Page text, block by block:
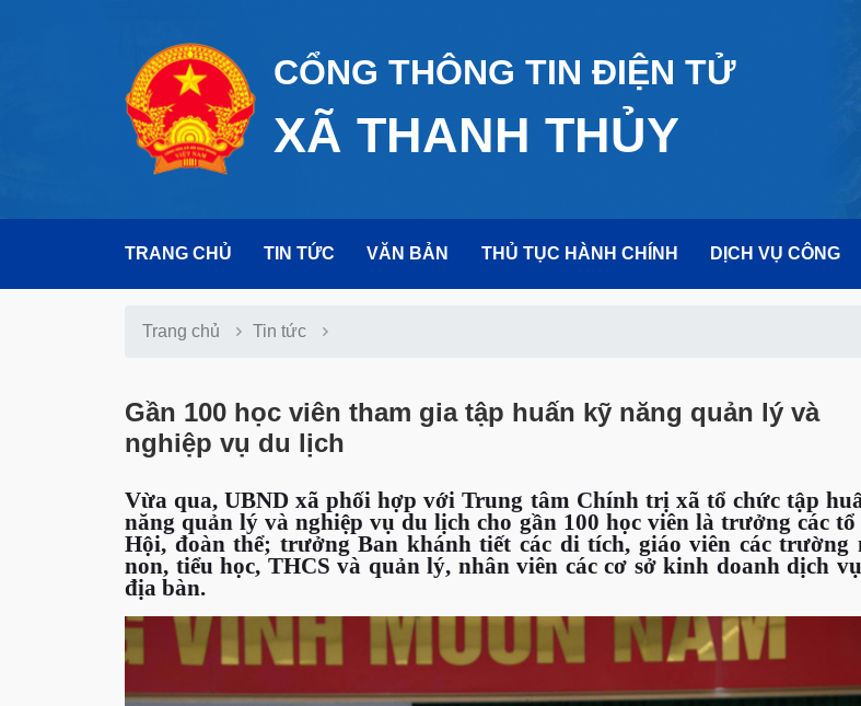
CỔNG THÔNG TIN ĐIỆN TỬ
XÃ THANH THỦY
TRANG CHỦ TIN TỨC VĂN BẢN THỦ TỤC HÀNH CHÍNH DỊCH VỤ CÔNG
Trang chủ Tin tức
Gần 100 học viên tham gia tập huấn kỹ năng quản lý và
nghiệp vụ du lịch
Vừa qua, UBND xã phối hợp với Trung tâm Chính trị xã tổ chức tập
năng quản lý và nghiệp vụ du lịch cho gần 100 học viên là trưởng các tổ
Hội, đoàn thể; trưởng Ban khánh tiết các di tích, giáo viên các trường
non, tiểu học, THCS và quản lý, nhân viên các cơ sở kinh doanh dịch
địa bàn.